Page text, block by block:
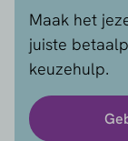
JCB
Klarna
Maestro
Maak het
juiste
keuzehulp.